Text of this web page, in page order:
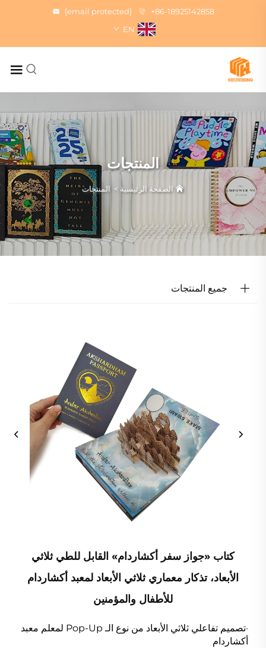
+86-18925142858
[email protected]
EN
المنتجات
الصفحة الرئيسية > المنتجات
جميع المنتجات
كتاب «جواز سفر أكشاردام» القابل للطي ثلاثي
الأبعاد، تذكار معماري ثلاثي الأبعاد لمعبد أكشاردام
للأطفال والمؤمنين
·تصميم تفاعلي ثلاثي الأبعاد من نوع الـ Pop-Up لمعلم معبد
أكشاردام